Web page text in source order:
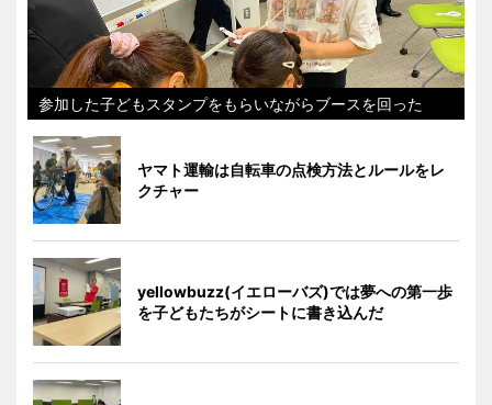
参加した子どもスタンプをもらいながらブースを回った
ヤマト運輸は自転車の点検方法とルールをレ
クチャー
yellowbuzz(イエローバズ)では夢への第一歩
を子どもたちがシートに書き込んだ